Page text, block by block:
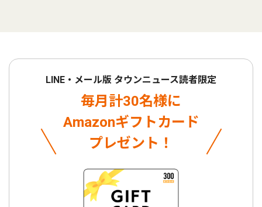
LINE・メール版 タウンニュース読者限定
毎月計30名様に
Amazonギフトカード
プレゼント！